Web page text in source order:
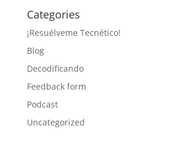
Categories
¡Resuélveme Tecnético!
Blog
Decodificando
Feedback form
Podcast
Uncategorized